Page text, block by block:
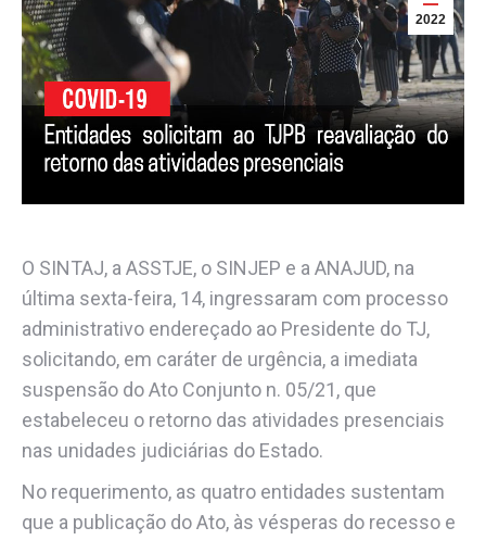
2022
O SINTAJ, a ASSTJE, o SINJEP e a ANAJUD, na
última sexta-feira, 14, ingressaram com processo
administrativo endereçado ao Presidente do TJ,
solicitando, em caráter de urgência, a imediata
suspensão do Ato Conjunto n. 05/21, que
estabeleceu o retorno das atividades presenciais
nas unidades judiciárias do Estado.
No requerimento, as quatro entidades sustentam
que a publicação do Ato, às vésperas do recesso e